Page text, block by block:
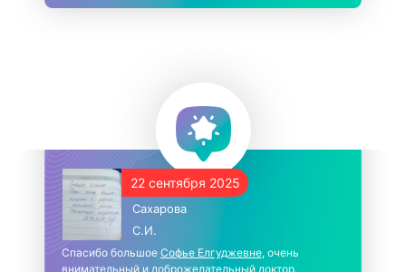
22 сентября 2025
Сахарова
С.И.
Спасибо большое Софье Елгуджевне, очень
внимательный и доброжелательный доктор.